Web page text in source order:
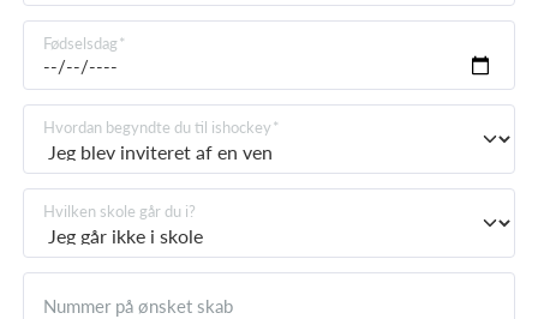
Fødselsdag
Hvordan begyndte du til ishockey
Hvilken skole går du i?
Nummer på ønsket skab